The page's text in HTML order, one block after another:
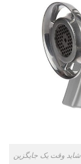
وقت یک جایگزین